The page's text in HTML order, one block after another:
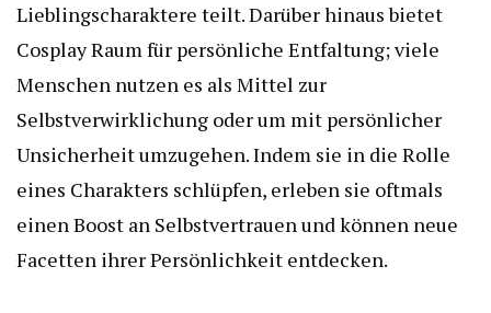
Lieblingscharaktere teilt. Darüber hinaus bietet
Cosplay Raum für persönliche Entfaltung; viele
Menschen nutzen es als Mittel zur
Selbstverwirklichung oder um mit persönlicher
Unsicherheit umzugehen. Indem sie in die Rolle
eines Charakters schlüpfen, erleben sie oftmals
einen Boost an Selbstvertrauen und können neue
Facetten ihrer Persönlichkeit entdecken.